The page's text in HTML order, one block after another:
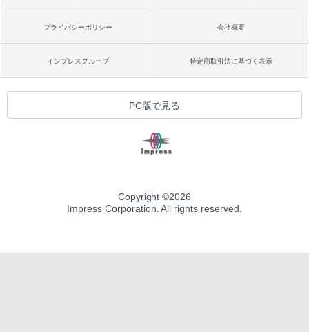
プライバシーポリシー 会社概要
インプレスグループ 特定商取引法に基づく表示
PC版で見る
Copyright ©2026
Impress Corporation. All rights reserved.